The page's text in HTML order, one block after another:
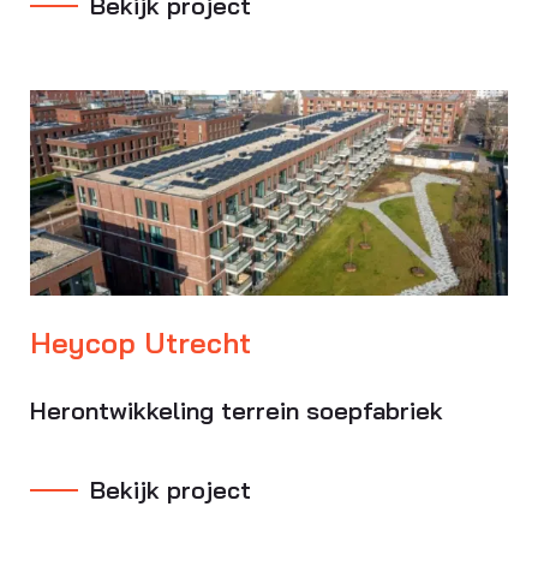
Heycop Utrecht
Herontwikkeling terrein soepfabriek
Bekijk project